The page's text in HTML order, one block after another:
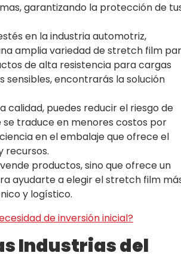
garantizando la protección de
en la industria automotriz,
amplia variedad de stretch film
de alta resistencia para cargas
encontrarás la solución
calidad, puedes reducir el riesgo de
traduce en menores costos por
en el embalaje que ofrece el
recursos.
productos, sino que ofrece un
ayudarte a elegir el stretch film
y logístico.
de inversión inicial?
Industrias del